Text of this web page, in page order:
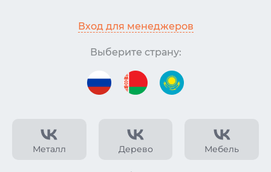
Металл Дерево Мебель
Вход для менеджеров
Выберите страну: